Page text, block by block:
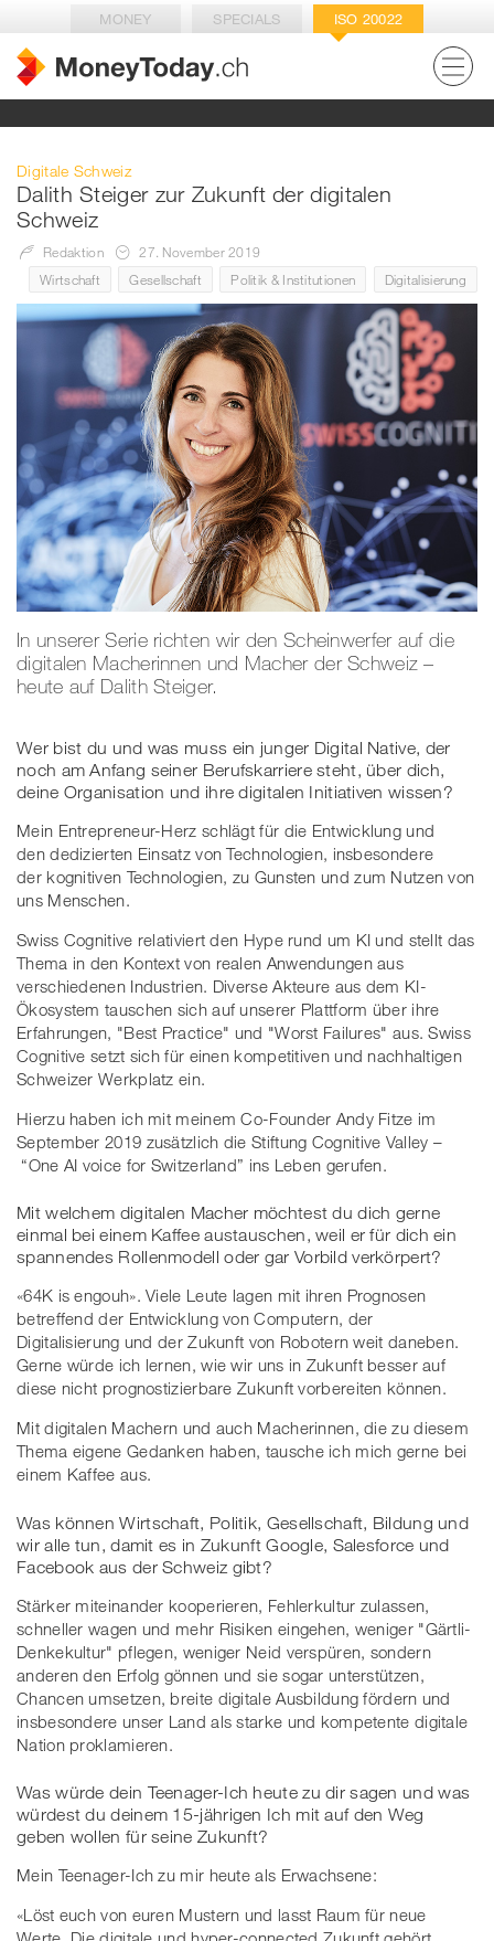
MONEY SPECIALS ISO 20022
Digitale Schweiz
Dalith Steiger zur Zukunft der digitalen
Schweiz
Redaktion
27. November 2019
Wirtschaft
Gesellschaft Politik & Institutionen Digitalisierung
In unserer Serie richten wir den Scheinwerfer auf die
digitalen Macherinnen und Macher der Schweiz –
heute auf Dalith Steiger.
Wer bist du und was muss ein junger Digital Native, der
noch am Anfang seiner Berufskarriere steht, über dich,
deine Organisation und ihre digitalen Initiativen wissen?
Mein Entrepreneur-Herz schlägt für die Entwicklung und
den dedizierten Einsatz von Technologien, insbesondere
der kognitiven Technologien, zu Gunsten und zum Nutzen von
uns Menschen.
Swiss Cognitive relativiert den Hype rund um KI und stellt das
Thema in den Kontext von realen Anwendungen aus
verschiedenen Industrien. Diverse Akteure aus dem KI-
Ökosystem tauschen sich auf unserer Plattform über ihre
Erfahrungen, "Best Practice" und "Worst Failures" aus. Swiss
Cognitive setzt sich für einen kompetitiven und nachhaltigen
Schweizer Werkplatz ein.
Hierzu haben ich mit meinem Co-Founder Andy Fitze im
September 2019 zusätzlich die Stiftung Cognitive Valley –
“One AI voice for Switzerland” ins Leben gerufen.
Mit welchem digitalen Macher möchtest du dich gerne
einmal bei einem Kaffee austauschen, weil er für dich ein
spannendes Rollenmodell oder gar Vorbild verkörpert?
«64K is engouh». Viele Leute lagen mit ihren Prognosen
betreffend der Entwicklung von Computern, der
Digitalisierung und der Zukunft von Robotern weit daneben.
Gerne würde ich lernen, wie wir uns in Zukunft besser auf
diese nicht prognostizierbare Zukunft vorbereiten können.
Mit digitalen Machern und auch Macherinnen, die zu diesem
Thema eigene Gedanken haben, tausche ich mich gerne bei
einem Kaffee aus.
Was können Wirtschaft, Politik, Gesellschaft, Bildung und
wir alle tun, damit es in Zukunft Google, Salesforce und
Facebook aus der Schweiz gibt?
Stärker miteinander kooperieren, Fehlerkultur zulassen,
schneller wagen und mehr Risiken eingehen, weniger "Gärtli-
Denkekultur" pflegen, weniger Neid verspüren, sondern
anderen den Erfolg gönnen und sie sogar unterstützen,
Chancen umsetzen, breite digitale Ausbildung fördern und
insbesondere unser Land als starke und kompetente digitale
Nation proklamieren.
Was würde dein Teenager-Ich heute zu dir sagen und was
würdest du deinem 15-jährigen Ich mit auf den Weg
geben wollen für seine Zukunft?
Mein Teenager-Ich zu mir heute als Erwachsene:
«Löst euch von euren Mustern und lasst Raum für neue